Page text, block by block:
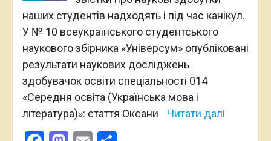
наших студентів надходять і під час канікул.
У № 10 всеукраїнського студентського
наукового збірника «Універсум» опубліковані
результати наукових досліджень
здобувачок освіти спеціальності 014
«Середня освіта (Українська мова і
література)»: стаття Оксани
Читати далі